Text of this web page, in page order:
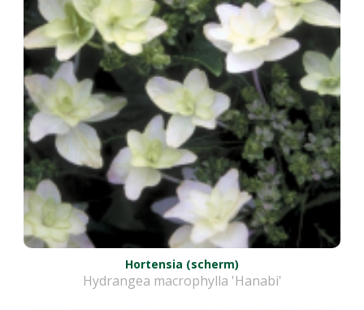
Hortensia (scherm)
Hydrangea macrophylla 'Hanabi'